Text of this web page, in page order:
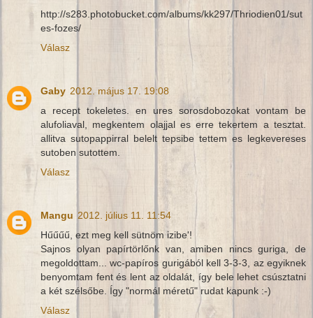
http://s283.photobucket.com/albums/kk297/Thriodien01/sut
es-fozes/
Válasz
Gaby 2012. május 17. 19:08
a recept tokeletes. en ures sorosdobozokat vontam be
alufoliaval, megkentem olajjal es erre tekertem a tesztat.
allitva sutopappirral belelt tepsibe tettem es legkevereses
sutoben sutottem.
Válasz
Mangu 2012. július 11. 11:54
Hűűűű, ezt meg kell sütnöm izibe'!
Sajnos olyan papírtörlőnk van, amiben nincs guriga, de
megoldottam... wc-papíros gurigából kell 3-3-3, az egyiknek
benyomtam fent és lent az oldalát, így bele lehet csúsztatni
a két szélsőbe. Így "normál méretű" rudat kapunk :-)
Válasz